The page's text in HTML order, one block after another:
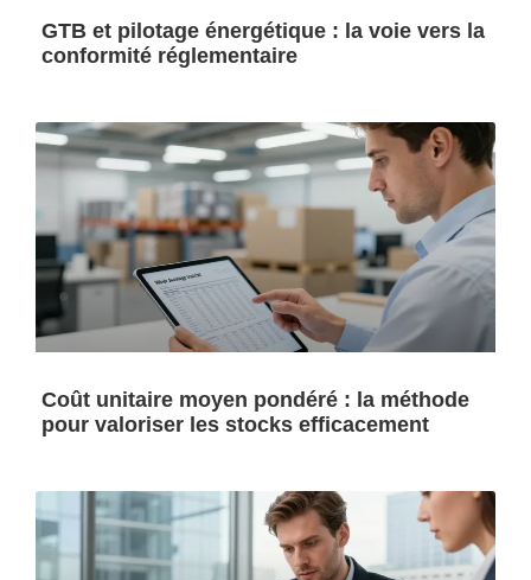
GTB et pilotage énergétique : la voie vers la
conformité réglementaire
Coût unitaire moyen pondéré : la méthode
pour valoriser les stocks efficacement